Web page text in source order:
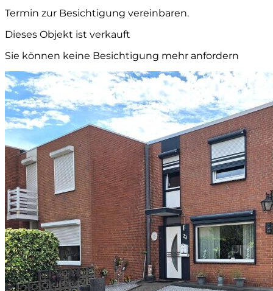
Termin zur Besichtigung vereinbaren.
Dieses Objekt ist verkauft
Sie können keine Besichtigung mehr anfordern